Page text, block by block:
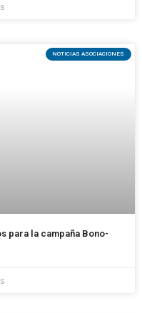
NOTICIAS ASOCIACIONES
para la campaña Bono-